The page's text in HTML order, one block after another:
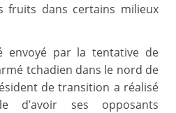
fruits dans certains milieux
envoyé par la tentative de
tchadien dans le nord de
de transition a réalisé
d’avoir ses opposants